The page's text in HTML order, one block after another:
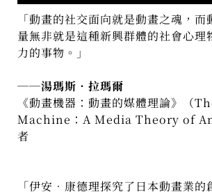
「動畫的社交面向就是動畫之魂，
量無非就是這種新興群體的社會心理
力的事物。」
──湯瑪斯．拉瑪爾
《動畫機器：動畫的媒體理論》（
Machine ：A Media Theory of
者
「伊安．康德理探究了日本動畫業